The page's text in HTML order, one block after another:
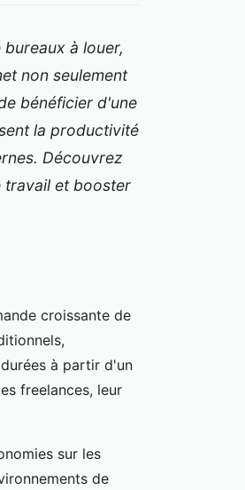
à louer,
non seulement
bénéficier d'une
la productivité
Découvrez
travail et booster
croissante de
à partir d'un
freelances, leur
sur les
de